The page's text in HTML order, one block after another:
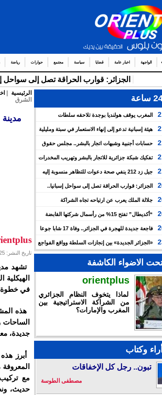
الواجهة اخبار عامة قضايا سياسة مجتمع حوارات رياضة
الجزائر: قوارب الحراقة تصل إلى
ساعة
المغرب يوقف هولنديا بوجدة تلاحقه سلطات
هيئة إسبانية تدعو إلى إنهاء الاستعمار في سبتة ومليلية
إعادتهما إلى المغرب مسألة وقت
حسابات أجنبية وشبهات اتجار بالبشر.. مجلس حقوق
يكشف خفايا التعبئة للعبور الجماعي نحو سبتة
تفكيك شبكة جزائرية للاتجار بالبشر وتهريب المخدرات
والجزائر
جيل زد 212 ينفي صحة دعوات للتظاهر منسوبة إليه
منشورات مفبركة
الجزائر: قوارب الحراقة تصل إلى سواحل إسبانيا..
رسمي وإعلامي
جلالة الملك يعرب عن ارتياحه تجاه الشراكة
بين المغرب والكوت ديفوار
“أكديطال” تفتح 15% من رأسمال شركتها القابضة
لـ”العربية للاستثمار” لتسريع توسعها في السعودية
فاجعة جديدة للهجرة في الجزائر.. وفاة 17 شابا جوعا
أسبوعين من التيه قرب سواحل إسبانيا
«الجزائر الجديدة» بين إنجازات السلطة وواقع الفواجع
الاضواء الكاشفة
orientplus
لماذا يتخوف النظام الجزائري
من الشراكة الاستراتيجية بين
المغرب والإمارات؟
أراء وكتاب
تبون.. رجل كل الإخفاقات
مصطفى الطوسة
الرئيسية
الشرق
تاريخ النشر: 2025-09-09 - ساعة النشر: 0:32
تشهد
في خطوة
الساحات
جديدة،
أبرز
مع
حديث،